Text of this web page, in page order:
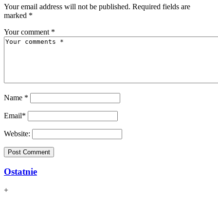
Your email address will not be published. Required fields are
marked *
Your comment *
Name *
Email*
Website:
Ostatnie
+